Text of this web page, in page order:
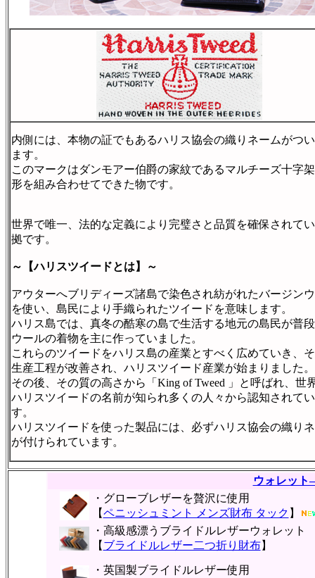
内側には、本物の証でもあるハリス協会の織りネームがつ
ます。
このマークはダンモアー伯爵の家紋であるマルチーズ十字
形を組み合わせてできた物です。
世界で唯一、法的な定義により完璧さと品質を確保されて
拠です。
～【ハリスツイードとは】～
アウターへブリディーズ諸島で染色され紡がれたバージン
を使い、島民により手織られたツイードを意味します。
ハリス島では、真冬の酷寒の島で生活する地元の島民が普
ウールの着物を主に作っていました。
これらのツイードをハリス島の産業とすべく広めていき、
生産工程が改善され、ハリスツイード産業が始まりました。
その後、その質の高さから「King of Tweed 」と呼ばれ、世
ハリスツイードの名前が知られ多くの人々から認知されて
す。
ハリスツイードを使った製品には、必ずハリス協会の織り
が付けられています。
ウォレッ
・グローブレザーを贅沢に使用
【ペニッシュミント メンズ財布 タック 】
・高級感漂うブライドルレザーウォレット
【 ブライドルレザー二つ折り財布】
・英国製ブライドルレザー使用